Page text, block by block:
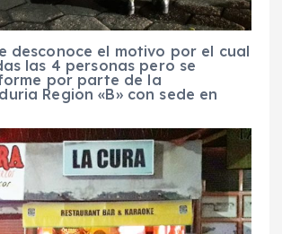
desconoce el motivo por el cual
las 4 personas pero se
por parte de la
Region «B» con sede en